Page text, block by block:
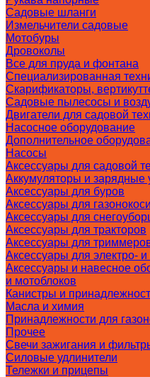
Садовые шланги
Измельчители садовые
Мотобуры
Дровоколы
Все для пруда и фонтана
Специализированная
Скарификаторы,
Садовые пылесосы и
Двигатели для садовой
Насосное оборудование
Дополнительное
Насосы
Аксессуары для садовой
Аккумуляторы и зарядные
Аксессуары для буров
Аксессуары для
Аксессуары для
Аксессуары для тракторов
Аксессуары для
Аксессуары для электро-
Аксессуары и навесное
и мотоблоков
Канистры и
Масла и химия
Принадлежности для
Прочее
Свечи зажигания и
Силовые удлинители
Тележки и прицепы